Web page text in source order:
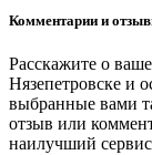
Комментарии и
Расскажите о
Нязепетровске и
выбранные вами
отзыв или
наилучший